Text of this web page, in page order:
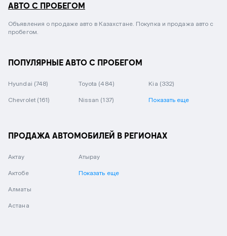
АВТО С ПРОБЕГОМ
Объявления о продаже авто в Казахстане. Покупка и продажа авто с
пробегом.
ПОПУЛЯРНЫЕ АВТО С ПРОБЕГОМ
Hyundai (748) Toyota (484) Kia (332)
Chevrolet (161) Nissan (137) Показать еще
ПРОДАЖА АВТОМОБИЛЕЙ В РЕГИОНАХ
Актау
Актобе
Алматы
Астана
Атырау
Показать еще